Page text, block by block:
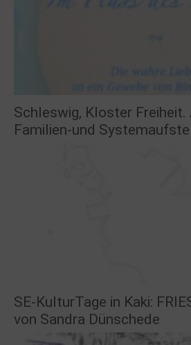
Schleswig, Kloster
Familien-und
SE-KulturTage in Kaki:
von Sandra Dünschede